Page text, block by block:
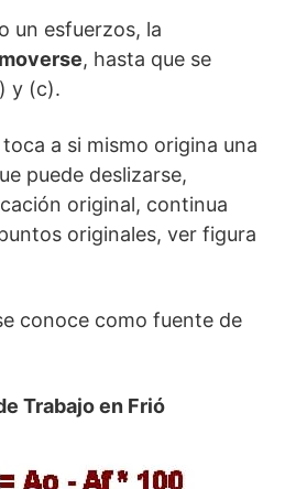
un esfuerzos, la
, hasta que se
y (c).
toca a si mismo origina una
puede deslizarse,
original, continua
originales, ver figura
conoce como fuente de
Trabajo en Frió